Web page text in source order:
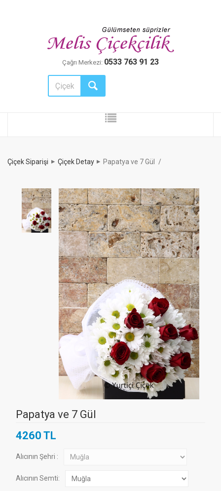
Çağrı Merkezi: 0533 763 91 23
Çiçek Siparişi Çiçek Detay Papatya ve 7 Gül
Papatya ve 7 Gül
4260 TL
Alıcının Şehri :
Alıcının Semti: